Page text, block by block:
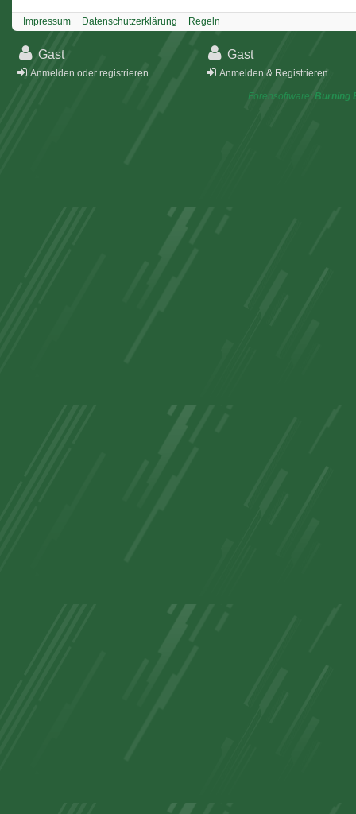
Impressum Datenschutzerklärung Regeln
Gast
Anmelden oder registrieren
Gast
Anmelden & Registrieren
Forensoftware: Burning